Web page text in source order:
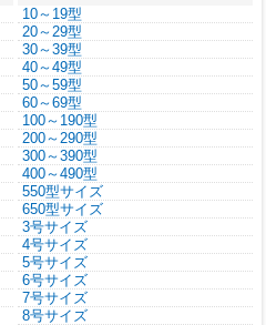
10～19型
20～29型
30～39型
40～49型
50～59型
60～69型
100～190型
200～290型
300～390型
400～490型
550型サイズ
650型サイズ
3号サイズ
4号サイズ
5号サイズ
6号サイズ
7号サイズ
8号サイズ